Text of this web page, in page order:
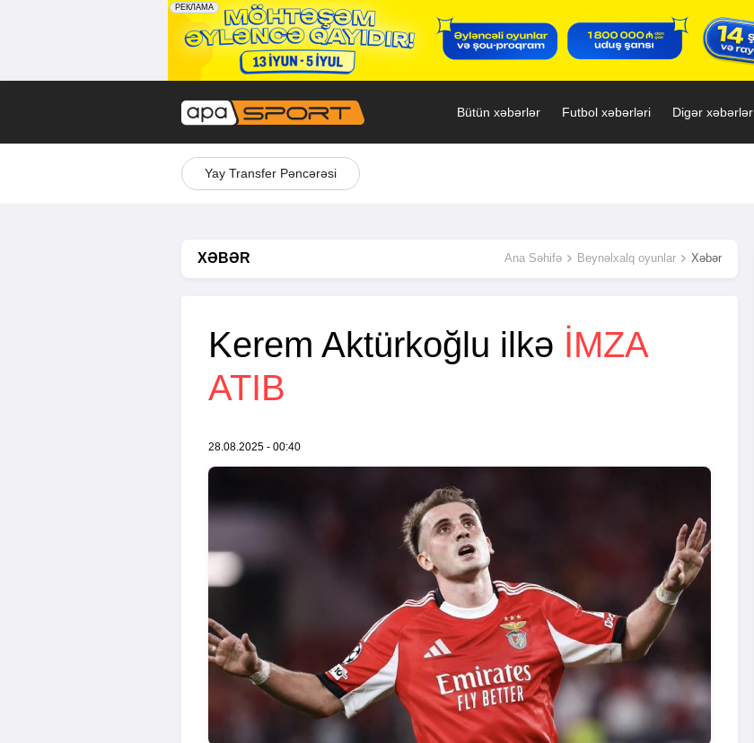
Bütün xəbərlər Futbol xəbərləri Digər xəbərlər
Yay Transfer Pəncərəsi
XƏBƏR Ana Səhifə Beynəlxalq oyunlar Xəbər
Kerem Aktürkoğlu ilkə IMZA
ATIB
28.08.2025 - 00:40